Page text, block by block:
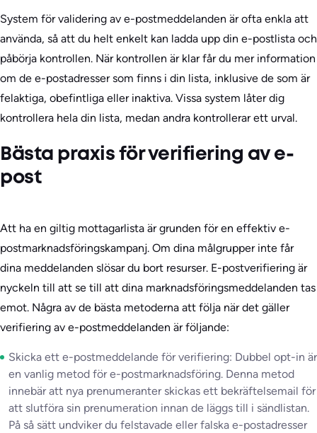
System för validering av e-postmeddelanden är ofta enkla att
använda, så att du helt enkelt kan ladda upp din e-postlista och
påbörja kontrollen. När kontrollen är klar får du mer information
om de e-postadresser som finns i din lista, inklusive de som är
felaktiga, obefintliga eller inaktiva. Vissa system låter dig
kontrollera hela din lista, medan andra kontrollerar ett urval.
Bästa praxis för verifiering av e-
post
Att ha en giltig mottagarlista är grunden för en effektiv e-
postmarknadsföringskampanj. Om dina målgrupper inte får
dina meddelanden slösar du bort resurser. E-postverifiering är
nyckeln till att se till att dina marknadsföringsmeddelanden tas
emot. Några av de bästa metoderna att följa när det gäller
verifiering av e-postmeddelanden är följande:
Skicka ett e-postmeddelande för verifiering: Dubbel opt-in är
en vanlig metod för e-postmarknadsföring. Denna metod
innebär att nya prenumeranter skickas ett bekräftelsemail för
att slutföra sin prenumeration innan de läggs till i sändlistan.
På så sätt undviker du felstavade eller falska e-postadresser